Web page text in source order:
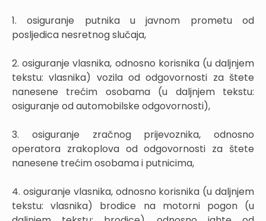
1. osiguranje putnika u javnom prometu od
posljedica nesretnog slučaja,
2. osiguranje vlasnika, odnosno korisnika (u daljnjem
tekstu: vlasnika) vozila od odgovornosti za štete
nanesene trećim osobama (u daljnjem tekstu:
osiguranje od automobilske odgovornosti),
3. osiguranje zračnog prijevoznika, odnosno
operatora zrakoplova od odgovornosti za štete
nanesene trećim osobama i putnicima,
4. osiguranje vlasnika, odnosno korisnika (u daljnjem
tekstu: vlasnika) brodice na motorni pogon (u